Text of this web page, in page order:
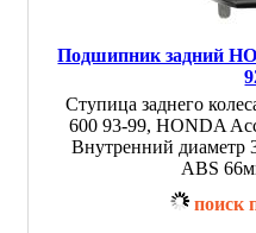
Подшипник задний
Ступица заднего
600 93-99, HONDA
Внутренний диаметр
ABS
поиск